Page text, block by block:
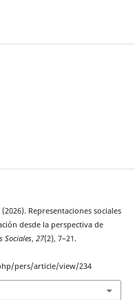
(2026). Representaciones sociales
desde la perspectiva de
Sociales, 27(2), 7–21.
pers/article/view/234